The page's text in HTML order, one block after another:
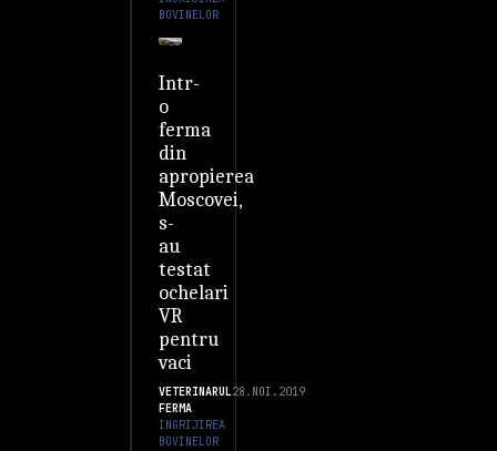
BOVINELOR
Intr-
o
ferma
din
apropierea
Moscovei,
s-
au
testat
ochelari
VR
pentru
vaci
VETERINARUL
FERMA
28.NOI.2019
INGRIJIREA
BOVINELOR